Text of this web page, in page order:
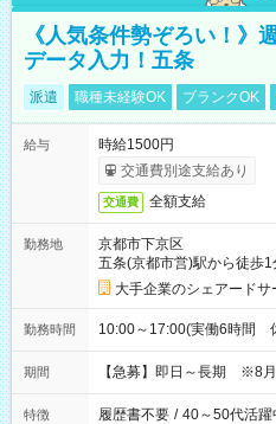
《人気条件勢ぞろい！》
データ入力！五条
派遣 職種未経験OK ブランクOK
給与
時給1500円
交通費別途支給あり
交通費 全額支給
勤務地
京都市下京区
五条(京都市営)駅から徒歩1
大手企業のシェアード
勤務時間 10:00～17:00(実働6時間
期間 【急募】即日～長期 ※8月
特徴 履歴書不要 / 40～50代活躍